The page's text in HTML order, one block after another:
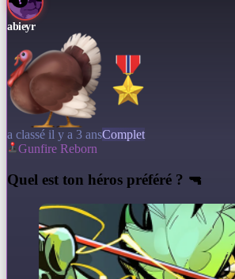
abieyr
a classé il y a 3 ansComplet
Gunfire Reborn
Quel est ton héros préféré ? 🔫